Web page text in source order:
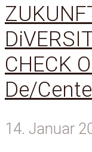
CHECK
De/
14. Januar